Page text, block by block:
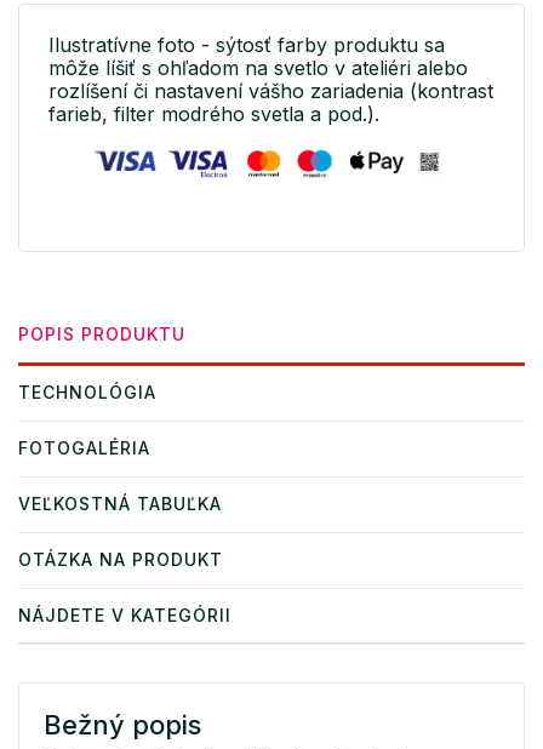
Ilustratívne foto - sýtosť farby produktu sa
môže líšiť s ohľadom na svetlo v ateliéri alebo
rozlíšení či nastavení vášho zariadenia (kontrast
farieb, filter modrého svetla a pod.).
POPIS PRODUKTU
TECHNOLÓGIA
FOTOGALÉRIA
VEĽKOSTNÁ TABUĽKA
OTÁZKA NA PRODUKT
NÁJDETE V KATEGÓRII
Bežný popis